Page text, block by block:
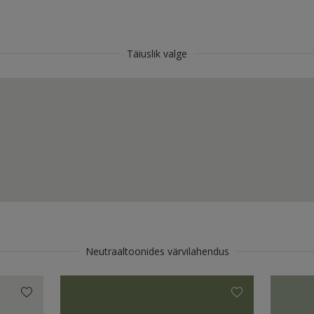
Täiuslik valge
Neutraaltoonides värvilahendus